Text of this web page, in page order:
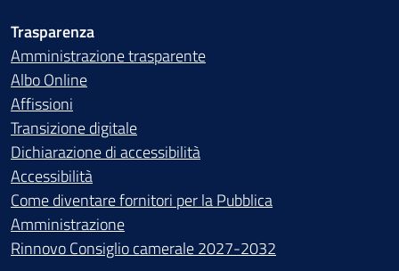
Trasparenza
Amministrazione trasparente
Albo Online
Affissioni
Transizione digitale
Dichiarazione di accessibilità
Accessibilità
Come diventare fornitori per la Pubblica
Amministrazione
Rinnovo Consiglio camerale 2027-2032